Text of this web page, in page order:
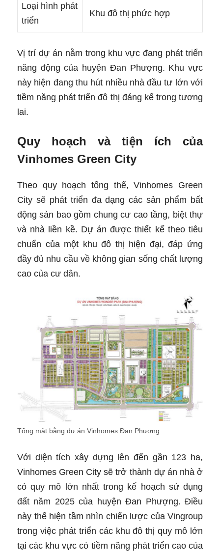
Loại hình phát
triển
Khu đô thị phức hợp
Vị trí dự án nằm trong khu vực đang phát triển
năng động của huyện Đan Phượng. Khu vực
này hiện đang thu hút nhiều nhà đầu tư lớn với
tiềm năng phát triển đô thị đáng kể trong tương
lai.
Quy hoạch và tiện ích của
Vinhomes Green City
Theo quy hoạch tổng thể, Vinhomes Green
City sẽ phát triển đa dạng các sản phẩm bất
động sản bao gồm chung cư cao tầng, biệt thự
và nhà liền kề. Dự án được thiết kế theo tiêu
chuẩn của một khu đô thị hiện đại, đáp ứng
đầy đủ nhu cầu về không gian sống chất lượng
cao của cư dân.
Tổng mặt bằng dự án Vinhomes Đan Phượng
Với diện tích xây dựng lên đến gần 123 ha,
Vinhomes Green City sẽ trở thành dự án nhà ở
có quy mô lớn nhất trong kế hoạch sử dụng
đất năm 2025 của huyện Đan Phượng. Điều
này thể hiện tầm nhìn chiến lược của Vingroup
trong việc phát triển các khu đô thị quy mô lớn
tại các khu vực có tiềm năng phát triển cao của